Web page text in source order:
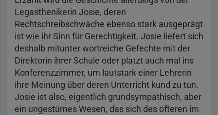
Legasthenikerin Josie, deren
Rechtschreibschwäche ebenso stark ausgeprägt
ist wie ihr Sinn für Gerechtigkeit. Josie liefert sich
deshalb mitunter wortreiche Gefechte mit der
Direktorin ihrer Schule oder platzt auch mal ins
Konferenzzimmer, um lautstark einer Lehrerin
ihre Meinung über deren Unterricht kund zu tun.
Josie ist also, eigentlich grundsympathisch, aber
ein ungestümes Wesen, das sich des öfteren im